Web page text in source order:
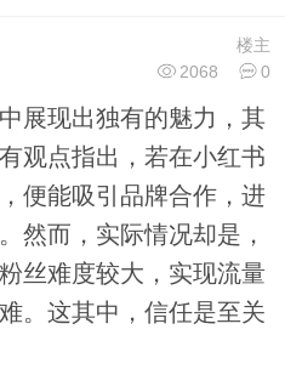
楼主
2068
0
展现出独有的魅力，其
观点指出，若在小红书
便能吸引品牌合作，进
然而，实际情况却是，
丝难度较大，实现流量
。这其中，信任是至关